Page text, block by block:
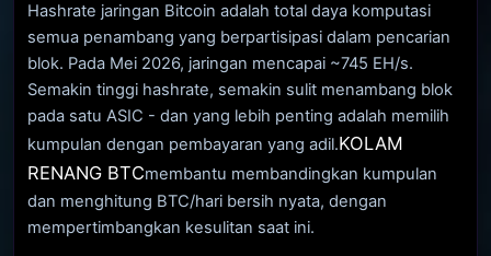
Hashrate jaringan Bitcoin adalah total daya komputasi
semua penambang yang berpartisipasi dalam pencarian
blok. Pada Mei 2026, jaringan mencapai ~745 EH/s.
Semakin tinggi hashrate, semakin sulit menambang blok
pada satu ASIC - dan yang lebih penting adalah memilih
kumpulan dengan pembayaran yang adil.KOLAM
RENANG BTCmembantu membandingkan kumpulan
dan menghitung BTC/hari bersih nyata, dengan
mempertimbangkan kesulitan saat ini.